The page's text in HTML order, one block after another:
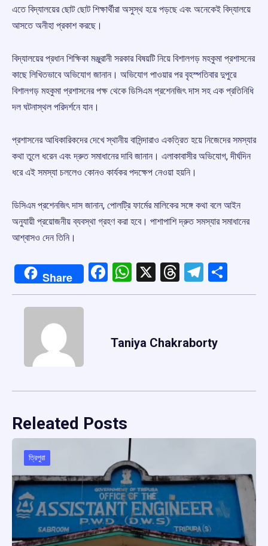
এতে বিদ্যালয়ের ছোট ছোট শিক্ষার্থীরা অসুস্থ হয়ে পড়ছে এবং অনেকেই বিদ্যালয়ে
আসতে অনীহা প্রকাশ করছে।
বিদ্যালয়ের প্রধান শিক্ষিকা মঞ্জুরানী সরকার বিষয়টি নিয়ে বিশালগড় মহকুমা প্রশাসনের
কাছে লিখিতভাবে অভিযোগ জানান। অভিযোগ পাওয়ার পর বৃহস্পতিবার দুপুরে
বিশালগড় মহকুমা প্রশাসনের পক্ষ থেকে ডিসিএম প্রশেনজিৎ দাস সহ এক প্রতিনিধি
দল ঘটনাস্থল পরিদর্শনে যান।
প্রশাসনের আধিকারিকদের দেখে স্থানীয় বাসিন্দারাও একত্রিত হয়ে নিজেদের সমস্যার
কথা তুলে ধরেন এবং দ্রুত সমাধানের দাবি জানান। এলাকাবাসীর অভিযোগ, দীর্ঘদিন
ধরে এই সমস্যা চললেও কোনও কার্যকর পদক্ষেপ নেওয়া হয়নি।
ডিসিএম প্রশেনজিৎ দাস জানান, পোলট্রি ফার্মের মালিকের সঙ্গে কথা বলে আইন
অনুযায়ী প্রয়োজনীয় ব্যবস্থা গ্রহণ করা হবে। পাশাপাশি দ্রুত সমস্যার সমাধানের
আশ্বাসও দেন তিনি।
Share Facebook
WhatsApp
X Threads
Taniya Chakraborty
Releated Posts
ত্রিপুরা